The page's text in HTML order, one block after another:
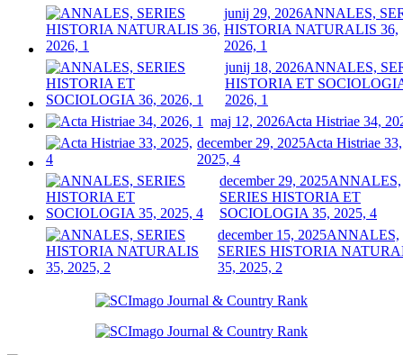
junij 29, 2026ANNALES,
HISTORIA NATURALIS 36,
2026, 1
junij 18, 2026ANNALES,
HISTORIA ET
2026, 1
maj 12, 2026Acta Histriae 34,
december 29, 2025Acta Histriae 33,
2025, 4
december 29, 2025ANNALES,
SERIES HISTORIA ET
SOCIOLOGIA 35, 2025, 4
december 15, 2025ANNALES,
SERIES HISTORIA
35, 2025, 2